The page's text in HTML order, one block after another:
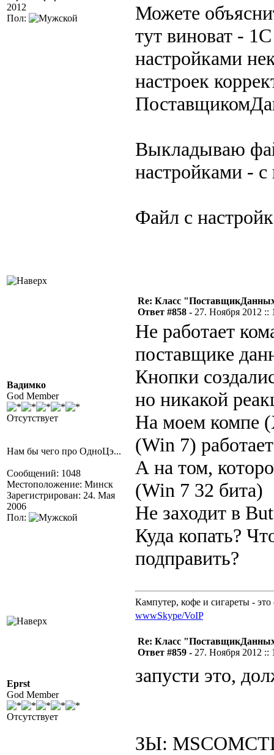
2012
Пол:
Можете
тут виноват -
настройками
настроек
Выкладываю
настройками -
Файл с
Вадимко
God Member
Отсутствует
Нам бы чего про ОдноЦэ...
Сообщений: 1048
Местоположение: Минск
Зарегистрирован: 24. Мая
2006
Пол:
Re: Класс
Ответ #858 - 27. Ноября 2012 ::
Не работает
поставщике
Кнопки
но никакой
На моем компе
(Win 7) работает
А на том,
(Win 7 32 бита)
Не заходит в
Куда копать?
подправить?
Кампутер, кофе и сигареты - это
wwwSkype/VoIP
Eprst
God Member
Отсутствует
Re: Класс
Ответ #859 - 27. Ноября 2012 ::
запусти это,
ЗЫ: